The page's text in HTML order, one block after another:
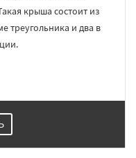
крыша состоит из
треугольника и два в